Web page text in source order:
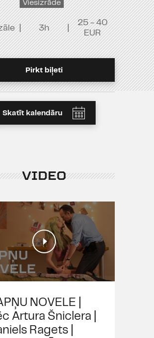
Viesizrāde
| 3h |
25 - 40
EUR
Pirkt biļeti
Skatīt kalendāru
VIDEO
NOVELE |
Artura Šniclera |
Ragets |